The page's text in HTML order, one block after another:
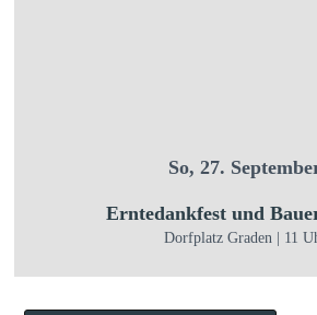
So, 27.
Erntedankfest und
Dorfplatz Graden | 11